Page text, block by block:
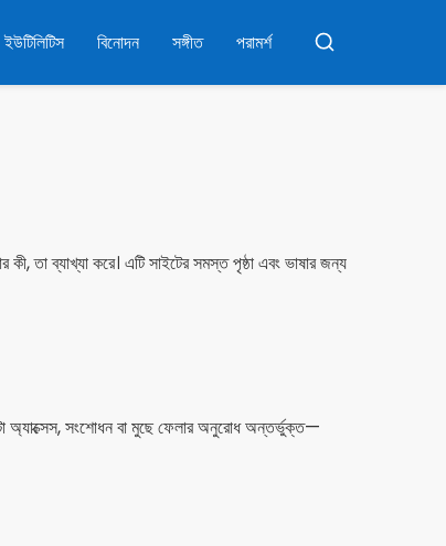
ইউটিলিটিস বিনোদন সঙ্গীত পরামর্শ অনুসন্ধান
ব্যাখ্যা করে। এটি সাইটের সমস্ত পৃষ্ঠা এবং ভাষার জন্য
অ্যাক্সেস, সংশোধন বা মুছে ফেলার অনুরোধ অন্তর্ভুক্ত—